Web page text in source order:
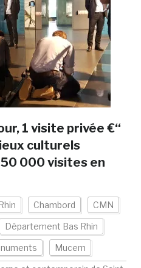
1 visite privée €“
culturels
000 visites en
Chambord CMN
Département Bas Rhin
Mucem